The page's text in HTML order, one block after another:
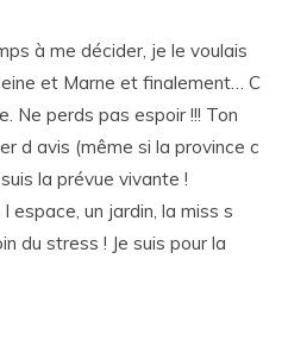
à me décider, je le voulais
et Marne et finalement… C
Ne perds pas espoir !!! Ton
d avis (même si la province c
la prévue vivante !
espace, un jardin, la miss s
du stress ! Je suis pour la